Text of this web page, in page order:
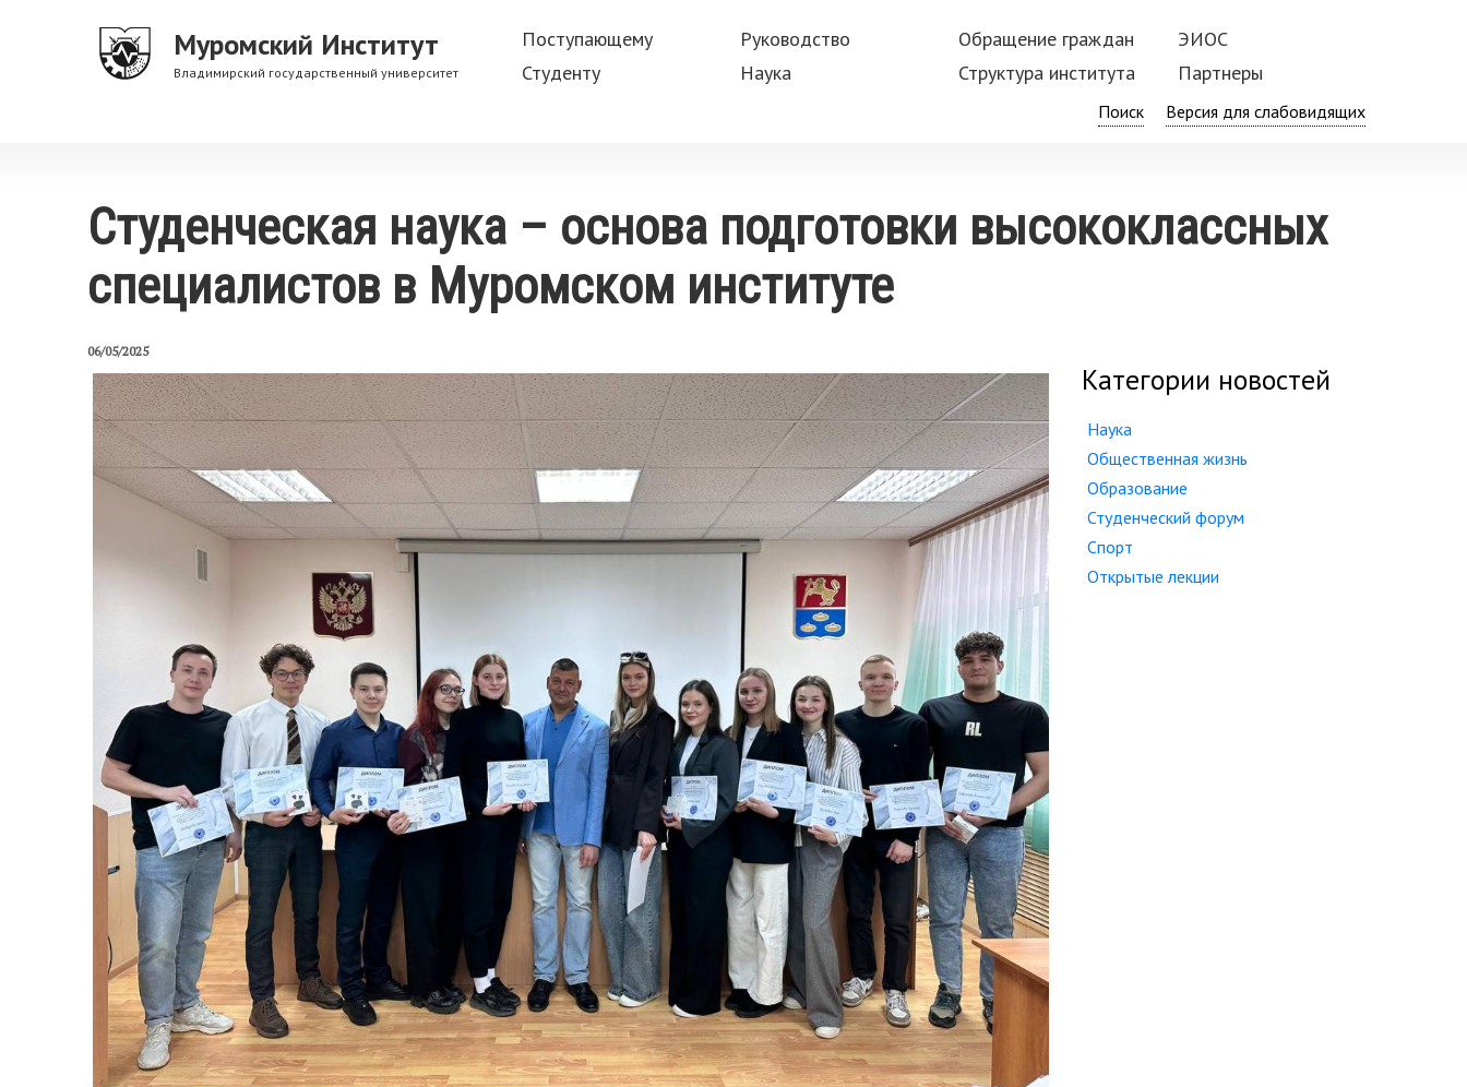
Муромский Институт
Владимирский государственный университет
Поступающему Руководство Обращение граждан
ЭИОС
Студенту
Наука Структура института Партнеры
Поиск
Студенческая наука – основа подготовки высококлассных
специалистов в Муромском институте
06/05/2025
Категории новостей
Наука
Общественная жизнь
Образование
Студенческий форум
Спорт
Открытые лекции